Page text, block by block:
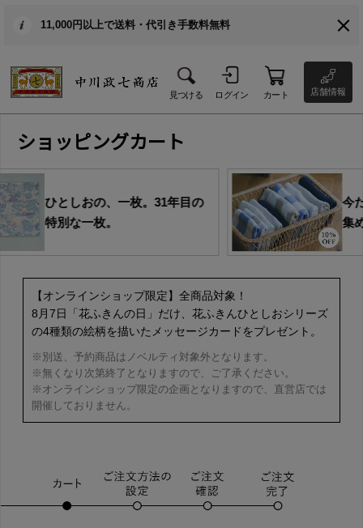
11,000円以上で送料・代引き手数料無料
見つける ログイン カート 店舗情報
ショッピングカート
31年目の
今だけの、お買い得の商品を
集めました。
【オンラインショップ限定】全商品対象！
8月7日「花ふきんの日」だけ、花ふきんひとしおシリーズ
の4種類の絵柄を描いたメッセージカードをプレゼント。
※別送、予約商品はノベルティ対象外となります。
※無くなり次第終了となりますので、ご了承ください。
※オンラインショップ限定の企画となりますので、直営店では
開催しておりません。